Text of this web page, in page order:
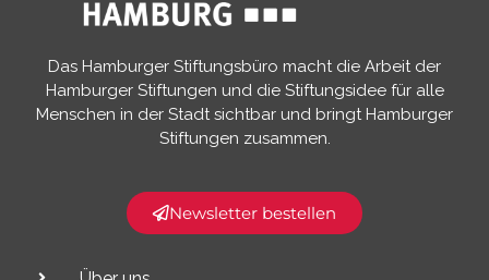
Das Hamburger Stiftungsbüro macht die Arbeit der
Hamburger Stiftungen und die Stiftungsidee für alle
Menschen in der Stadt sichtbar und bringt Hamburger
Stiftungen zusammen.​
Newsletter bestellen